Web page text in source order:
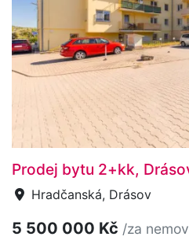
Prodej bytu 2+kk,
Hradčanská, Drásov
5 500 000 Kč /za